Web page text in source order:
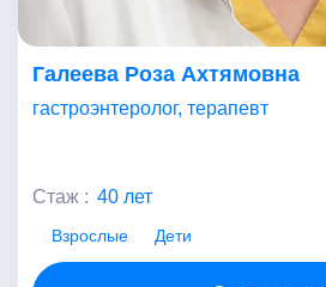
Галеева Роза Ахтямовна
гастроэнтеролог, терапевт
Стаж : 40 лет
Взрослые Дети